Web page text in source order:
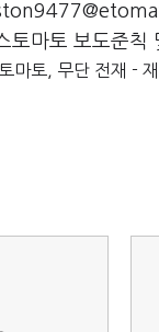
토마토 보도준칙
마토, 무단 전재 - 재